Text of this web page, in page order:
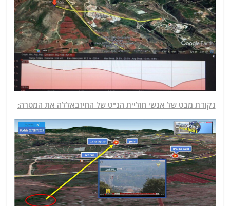
נקודת מבט של אנשי חוליית הנ"ט של החיזבאללה את המטרה: